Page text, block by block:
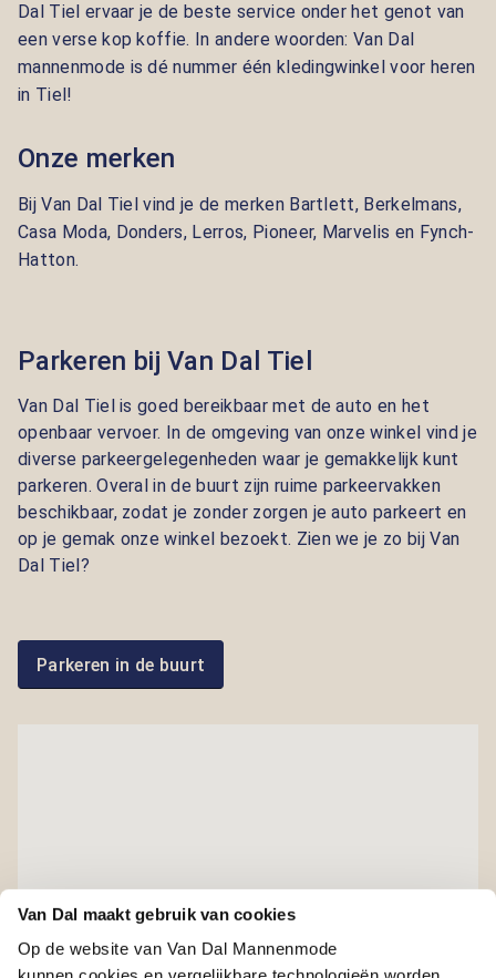
Van Dal maakt gebruik van cookies
Op de website van Van Dal Mannenmode
Dal Tiel ervaar je de beste service onder het genot van
een verse kop koffie. In andere woorden: Van Dal
mannenmode is dé nummer één kledingwinkel voor heren
in Tiel!
Onze merken
Bij Van Dal Tiel vind je de merken Bartlett, Berkelmans,
Casa Moda, Donders, Lerros, Pioneer, Marvelis en Fynch-
Hatton.
Parkeren bij Van Dal Tiel
Van Dal Tiel is goed bereikbaar met de auto en het
openbaar vervoer. In de omgeving van onze winkel vind je
diverse parkeergelegenheden waar je gemakkelijk kunt
parkeren. Overal in de buurt zijn ruime parkeervakken
beschikbaar, zodat je zonder zorgen je auto parkeert en
op je gemak onze winkel bezoekt. Zien we je zo bij Van
Dal Tiel?
Parkeren in de buurt